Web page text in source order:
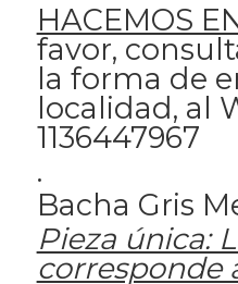
HACEMOS
favor,
la forma de
localidad, al
1136447967
.
Bacha Gris
Pieza única:
corresponde